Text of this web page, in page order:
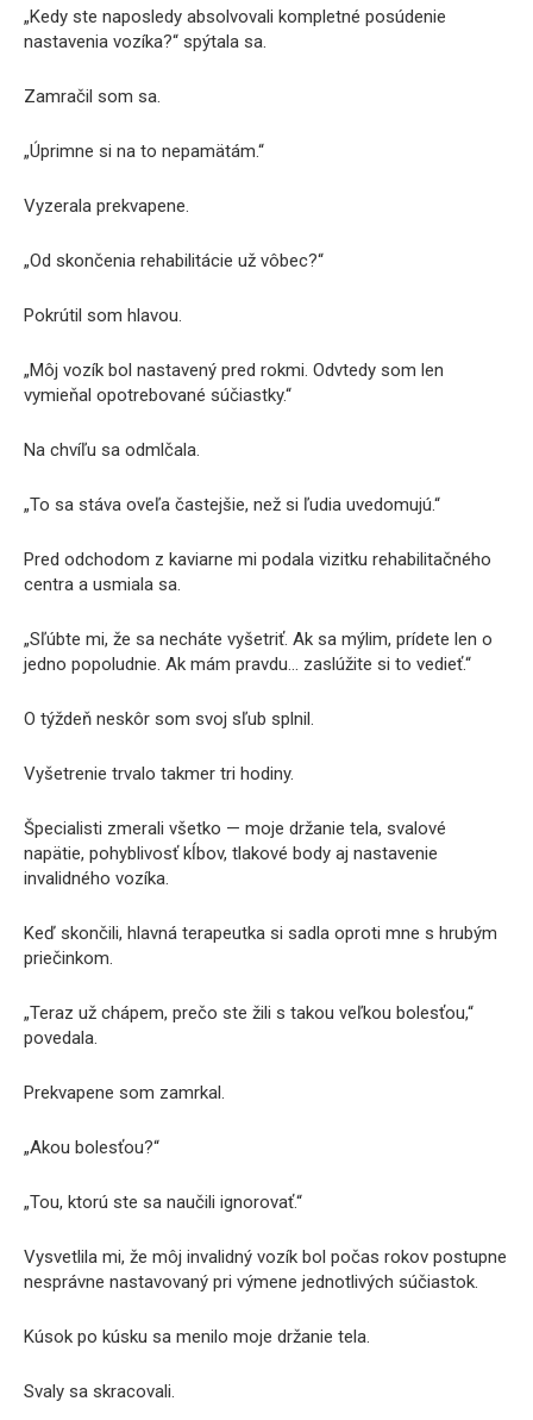
„Kedy ste naposledy absolvovali kompletné posúdenie
nastavenia vozíka?“ spýtala sa.
Zamračil som sa.
„Úprimne si na to nepamätám.“
Vyzerala prekvapene.
„Od skončenia rehabilitácie už vôbec?“
Pokrútil som hlavou.
„Môj vozík bol nastavený pred rokmi. Odvtedy som len
vymieňal opotrebované súčiastky.“
Na chvíľu sa odmlčala.
„To sa stáva oveľa častejšie, než si ľudia uvedomujú.“
Pred odchodom z kaviarne mi podala vizitku rehabilitačného
centra a usmiala sa.
„Sľúbte mi, že sa necháte vyšetriť. Ak sa mýlim, prídete len o
jedno popoludnie. Ak mám pravdu… zaslúžite si to vedieť.“
O týždeň neskôr som svoj sľub splnil.
Vyšetrenie trvalo takmer tri hodiny.
Špecialisti zmerali všetko — moje držanie tela, svalové
napätie, pohyblivosť kĺbov, tlakové body aj nastavenie
invalidného vozíka.
Keď skončili, hlavná terapeutka si sadla oproti mne s hrubým
priečinkom.
„Teraz už chápem, prečo ste žili s takou veľkou bolesťou,“
povedala.
Prekvapene som zamrkal.
„Akou bolesťou?“
„Tou, ktorú ste sa naučili ignorovať.“
Vysvetlila mi, že môj invalidný vozík bol počas rokov postupne
nesprávne nastavovaný pri výmene jednotlivých súčiastok.
Kúsok po kúsku sa menilo moje držanie tela.
Svaly sa skracovali.